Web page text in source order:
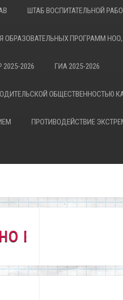
ШТАБ ВОСПИТАТЕЛЬНОЙ
ОБРАЗОВАТЕЛЬНЫХ ПРОГРАММ
2025-2026 ГИА 2025-2026
ОБЩЕСТВЕННОСТЬЮ
ПРОТИВОДЕЙСТВИЕ